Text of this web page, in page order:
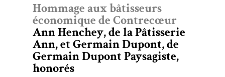
Hommage aux bâtisseurs
économique de Contrecœur
Ann Henchey, de la Pâtisserie
Ann, et Germain Dupont, de
Germain Dupont Paysagiste,
honorés